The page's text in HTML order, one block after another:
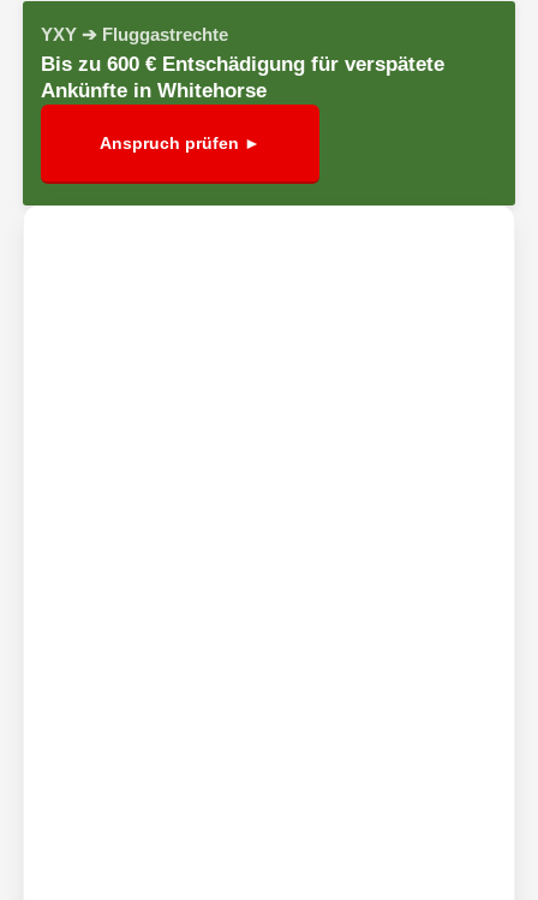
YXY ➔ Fluggastrechte
Bis zu 600 € Entschädigung für verspätete
Ankünfte in Whitehorse
Anspruch prüfen ►